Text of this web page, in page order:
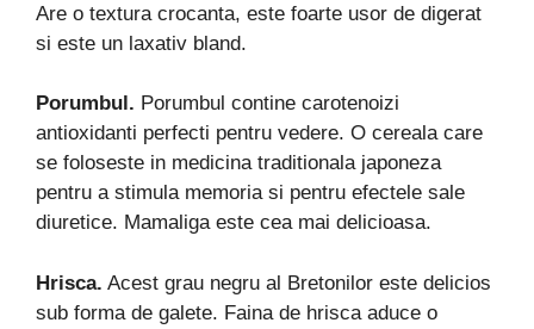
Are o textura crocanta, este foarte usor de digerat
si este un laxativ bland.
Porumbul. Porumbul contine carotenoizi
antioxidanti perfecti pentru vedere. O cereala care
se foloseste in medicina traditionala japoneza
pentru a stimula memoria si pentru efectele sale
diuretice. Mamaliga este cea mai delicioasa.
Hrisca. Acest grau negru al Bretonilor este delicios
sub forma de galete. Faina de hrisca aduce o